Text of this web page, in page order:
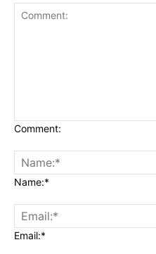
Comment:
Name:*
Email:*